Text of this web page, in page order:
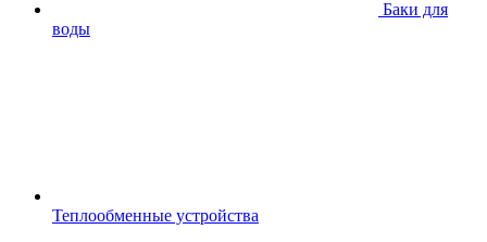
Баки для
воды
Теплообменные устройства